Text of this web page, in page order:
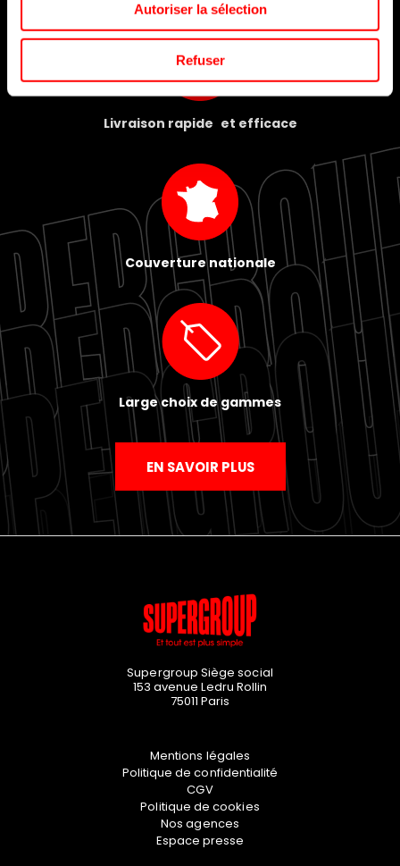
Autoriser la sélection
Refuser
Livraison rapide et efficace
Couverture nationale
Large choix de gammes
EN SAVOIR PLUS
Supergroup Siège social
153 avenue Ledru Rollin
75011 Paris
Mentions légales
Politique de confidentialité
CGV
Politique de cookies
Nos agences
Espace presse